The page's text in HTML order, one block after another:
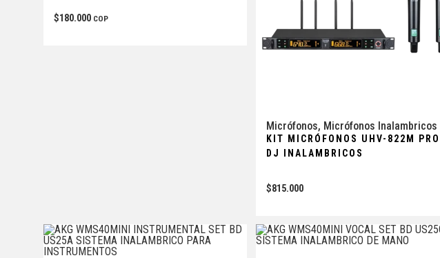
$180.000 COP
Micrófonos, Micrófonos Inalambricos
KIT MICRÓFONOS UHV-822M PRO
DJ INALAMBRICOS
$815.000